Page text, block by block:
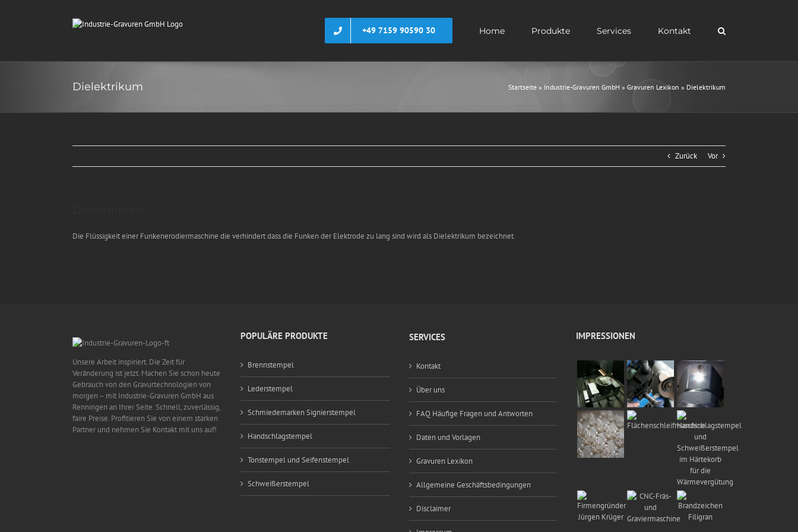
+49 7159 90590 30 Home Produkte Services Kontakt
Dielektrikum Startseite » Industrie-Gravuren GmbH » Gravuren Lexikon » Dielektrikum
Zurück Vor
Die Flüssigkeit einer Funkenerodiermaschine die verhindert dass die Funken der Elektrode zu lang sind wird als Dielektrikum bezeichnet.
Unsere Arbeit inspiriert. Die Zeit für
Veränderung ist jetzt. Machen Sie schon heute
Gebrauch von den Gravurtechnologien von
morgen – mit Industrie-Gravuren GmbH aus
Renningen an Ihrer Seite. Schnell, zuverlässig,
faire Preise. Profitieren Sie von einem starken
Partner und nehmen Sie Kontakt mit uns auf!
POPULÄRE PRODUKTE
Brennstempel
Lederstempel
Schmiedemarken Signierstempel
Handschlagstempel
Tonstempel und Seifenstempel
Schweißerstempel
SERVICES
Kontakt
Über uns
FAQ Häufige Fragen und Antworten
Daten und Vorlagen
Gravuren Lexikon
Allgemeine Geschäftsbedingungen
Disclaimer
IMPRESSIONEN